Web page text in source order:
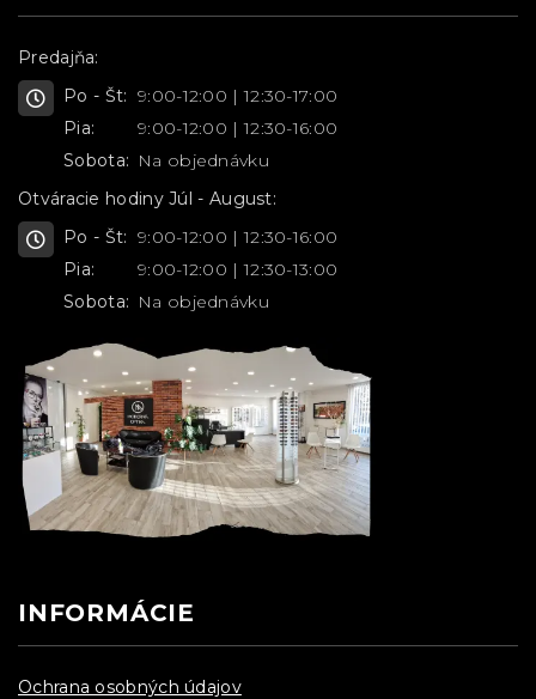
Predajňa:
Po - Št: 9:00-12:00 | 12:30-17:00
Pia:
9:00-12:00 | 12:30-16:00
Sobota: Na objednávku
Otváracie hodiny Júl - August:
Po - Št: 9:00-12:00 | 12:30-16:00
Pia:
9:00-12:00 | 12:30-13:00
Sobota: Na objednávku
INFORMÁCIE
Ochrana osobných údajov